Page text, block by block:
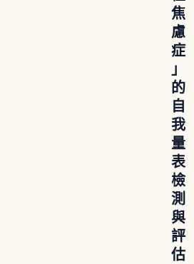
焦
慮
症
」
的
自
我
量
表
檢
測
與
評
估